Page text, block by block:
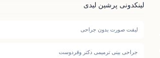
لینکدونی پرشین لیدی
لیفت صورت بدون جراحی
جراحی بینی ترمیمی دکتر وقردوست